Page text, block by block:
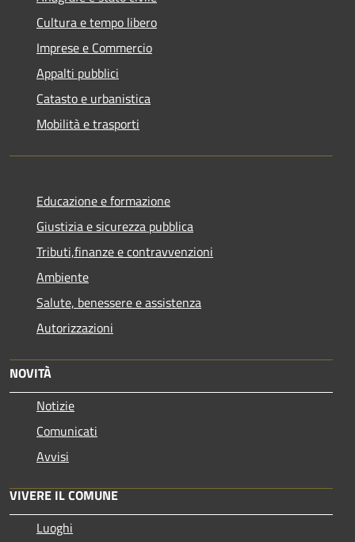
Cultura e tempo libero
Imprese e Commercio
Appalti pubblici
Catasto e urbanistica
Mobilità e trasporti
Educazione e formazione
Giustizia e sicurezza pubblica
Tributi,finanze e contravvenzioni
Ambiente
Salute, benessere e assistenza
Autorizzazioni
NOVITÀ
Notizie
Comunicati
Avvisi
VIVERE IL COMUNE
Luoghi